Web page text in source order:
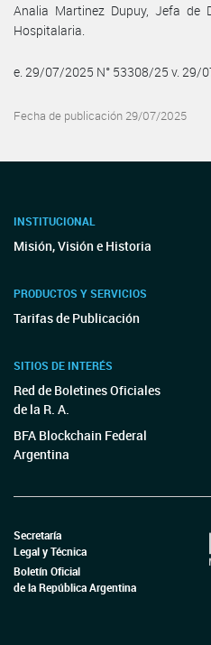
Analia Martinez Dupuy, Jefa de
Hospitalaria.
e. 29/07/2025 N° 53308/25 v. 29/
Fecha de publicación 29/07/2025
INSTITUCIONAL
Misión, Visión e Historia
PRODUCTOS Y SERVICIOS
Tarifas de Publicación
SITIOS DE INTERÉS
Red de Boletines Oficiales
de la R. A.
BFA Blockchain Federal
Argentina
Secretaría
Legal y Técnica
Boletín Oficial
de la República Argentina